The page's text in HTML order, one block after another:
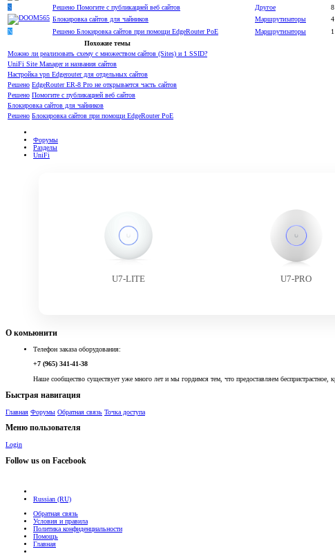
S
Решено Помогите с публикацией веб сайтов Другое 8
Блокировка сайтов для чайников
Маршрутизаторы 4
N
Решено Блокировка сайтов при помощи EdgeRouter PoE Маршрутизаторы 1
Похожие темы
Можно ли реализовать схему с множеством сайтов (Sites) и 1 SSID?
UniFi Site Manager и названия сайтов
Настройка vpn Edgerouter для отдельных сайтов
Решено EdgeRouter ER-8 Pro не открывается часть сайтов
Решено Помогите с публикацией веб сайтов
Блокировка сайтов для чайников
Решено Блокировка сайтов при помощи EdgeRouter PoE
Форумы
Разделы
UniFi
U7-LITE U7-PRO
О комьюнити
Телефон заказа оборудования:
+7 (965) 341-41-38
Наше сообщество существует уже много лет и мы гордимся тем, что предоставляем
Быстрая навигация
Главная Форумы Обратная связь Точка доступа
Меню пользователя
Login
Follow us on Facebook
Russian (RU)
Обратная связь
Условия и правила
Политика конфиденциальности
Помощь
Главная